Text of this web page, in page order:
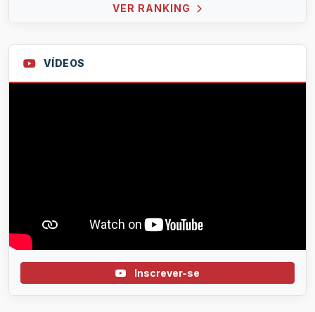
VER RANKING
VÍDEOS
Inscrever-se